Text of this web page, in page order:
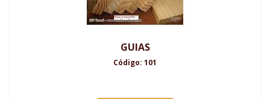
GUIAS
Código: 101